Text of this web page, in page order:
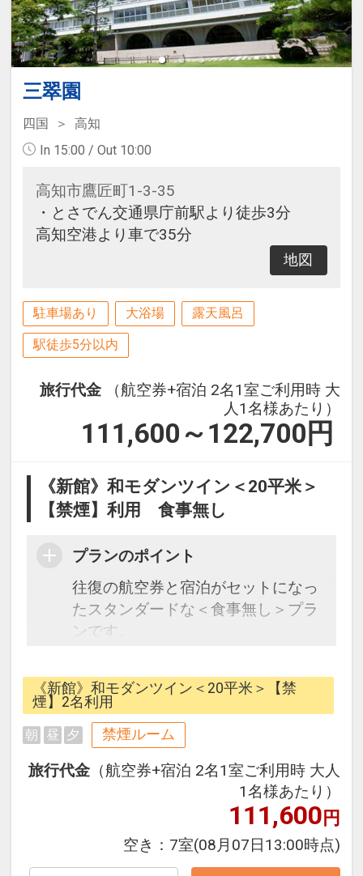
三翠園
四国
高知
In 15:00 / Out 10:00
高知市鷹匠町1-3-35
・とさでん交通県庁前駅より徒歩3分
高知空港より車で35分
地図
駐車場あり 大浴場 露天風呂
駅徒歩5分以内
旅行代金
（航空券+宿泊 2名1室ご利用時 大
人1名様あたり）
111,600～122,700 円
《新館》和モダンツイン＜20平米＞
【禁煙】利用 食事無し
プランのポイント
往復の航空券と宿泊がセットになっ
たスタンダードな＜食事無し＞プラ
ンです。
できるダイナミックパッケージだか
ら、一都市滞在はもちろん周遊旅行
にも最適！
旅行期間中の1泊だけの宿泊や延
泊・飛び泊なども自由自在です。
フライトは、安心のJAL（または
JALグループ）確約！フライトマイ
オプションでレンタカーや現地交
通・体験プランなどの追加（同時予
《新館》和モダンツイン＜20平米＞【禁
煙】2名利用
朝 昼 夕 禁煙ルーム
旅行代金 （航空券+宿泊 2名1室ご利用時 大人
1名様あたり）
111,600円
空き： 7室(08月07日13:00時点)